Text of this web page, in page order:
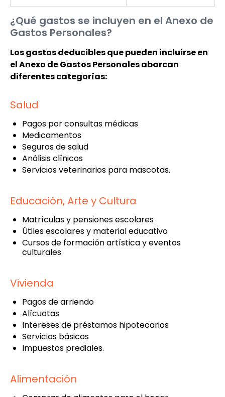
¿Qué gastos se incluyen en el Anexo de
Gastos Personales?
Los gastos deducibles que pueden incluirse en
el Anexo de Gastos Personales abarcan
diferentes categorías:
Salud
Pagos por consultas médicas
Medicamentos
Seguros de salud
Análisis clínicos
Servicios veterinarios para mascotas.
Educación, Arte y Cultura
Matrículas y pensiones escolares
Útiles escolares y material educativo
Cursos de formación artística y eventos
culturales
Vivienda
Pagos de arriendo
Alícuotas
Intereses de préstamos hipotecarios
Servicios básicos
Impuestos prediales.
Alimentación